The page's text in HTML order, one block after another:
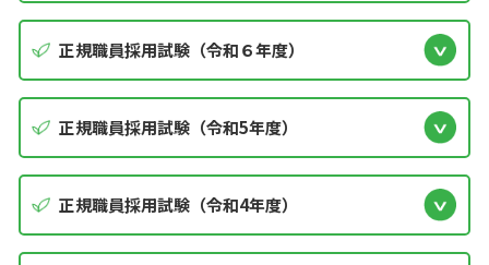
正規職員採用試験（令和６年度）
正規職員採用試験（令和5年度）
正規職員採用試験（令和4年度）